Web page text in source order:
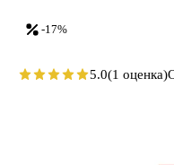
-17%
5.0(1 оценка)